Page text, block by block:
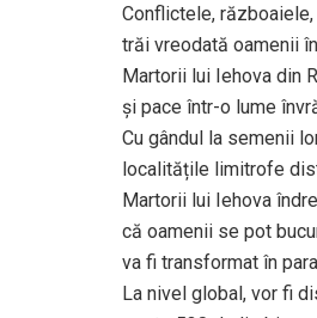
Conflictele,
trăi vreodată oamenii
Martorii lui Iehova din
și pace într-o lume
Cu gândul la semenii
localitățile limitrofe
Martorii lui Iehova
că oamenii se pot
va fi transformat în
La nivel global, vor fi